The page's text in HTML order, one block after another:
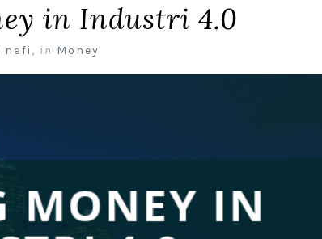
in Industri 4.0
nafi , in Money